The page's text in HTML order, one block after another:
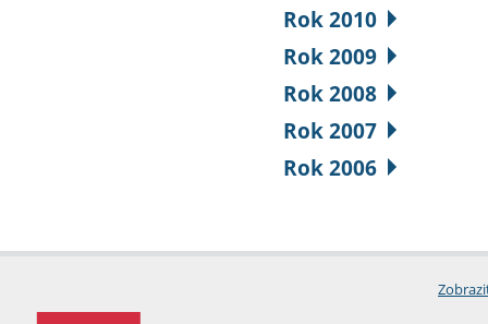
Rok 2010
Rok 2009
Rok 2008
Rok 2007
Rok 2006